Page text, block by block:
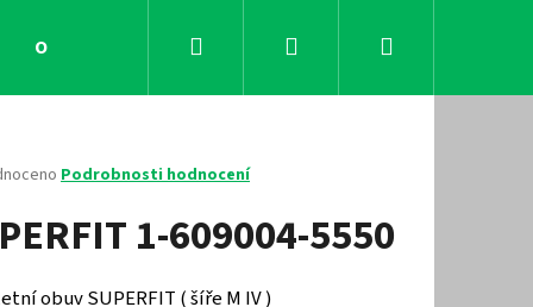
Obchodní podmínky KontaktyPřihlášení
Podrobnosti hodnocení
1-609004-5550
obuv SUPERFIT ( šíře M IV )